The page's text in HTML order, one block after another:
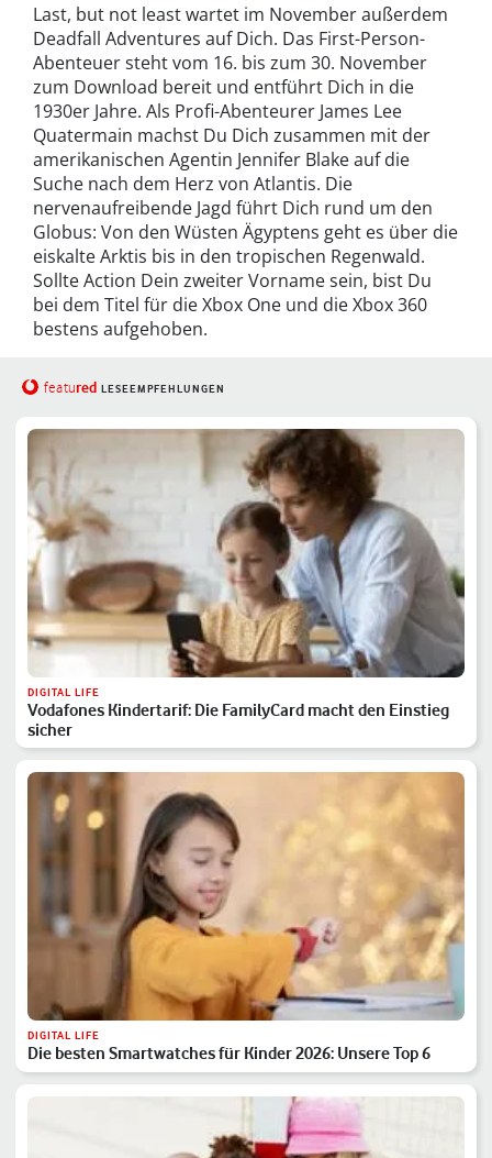
Last, but not least wartet im November außerdem
Deadfall Adventures auf Dich. Das First-Person-
Abenteuer steht vom 16. bis zum 30. November
zum Download bereit und entführt Dich in die
1930er Jahre. Als Profi-Abenteurer James Lee
Quatermain machst Du Dich zusammen mit der
amerikanischen Agentin Jennifer Blake auf die
Suche nach dem Herz von Atlantis. Die
nervenaufreibende Jagd führt Dich rund um den
Globus: Von den Wüsten Ägyptens geht es über die
eiskalte Arktis bis in den tropischen Regenwald.
Sollte Action Dein zweiter Vorname sein, bist Du
bei dem Titel für die Xbox One und die Xbox 360
bestens aufgehoben.
featured LESEEMPFEHLUNGEN
DIGITAL LIFE
Vodafones Kindertarif: Die FamilyCard macht den Einstieg
sicher
DIGITAL LIFE
Die besten Smartwatches für Kinder 2026: Unsere Top 6